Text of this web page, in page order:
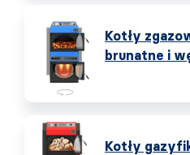
Kotły
brunatne i
Kotły